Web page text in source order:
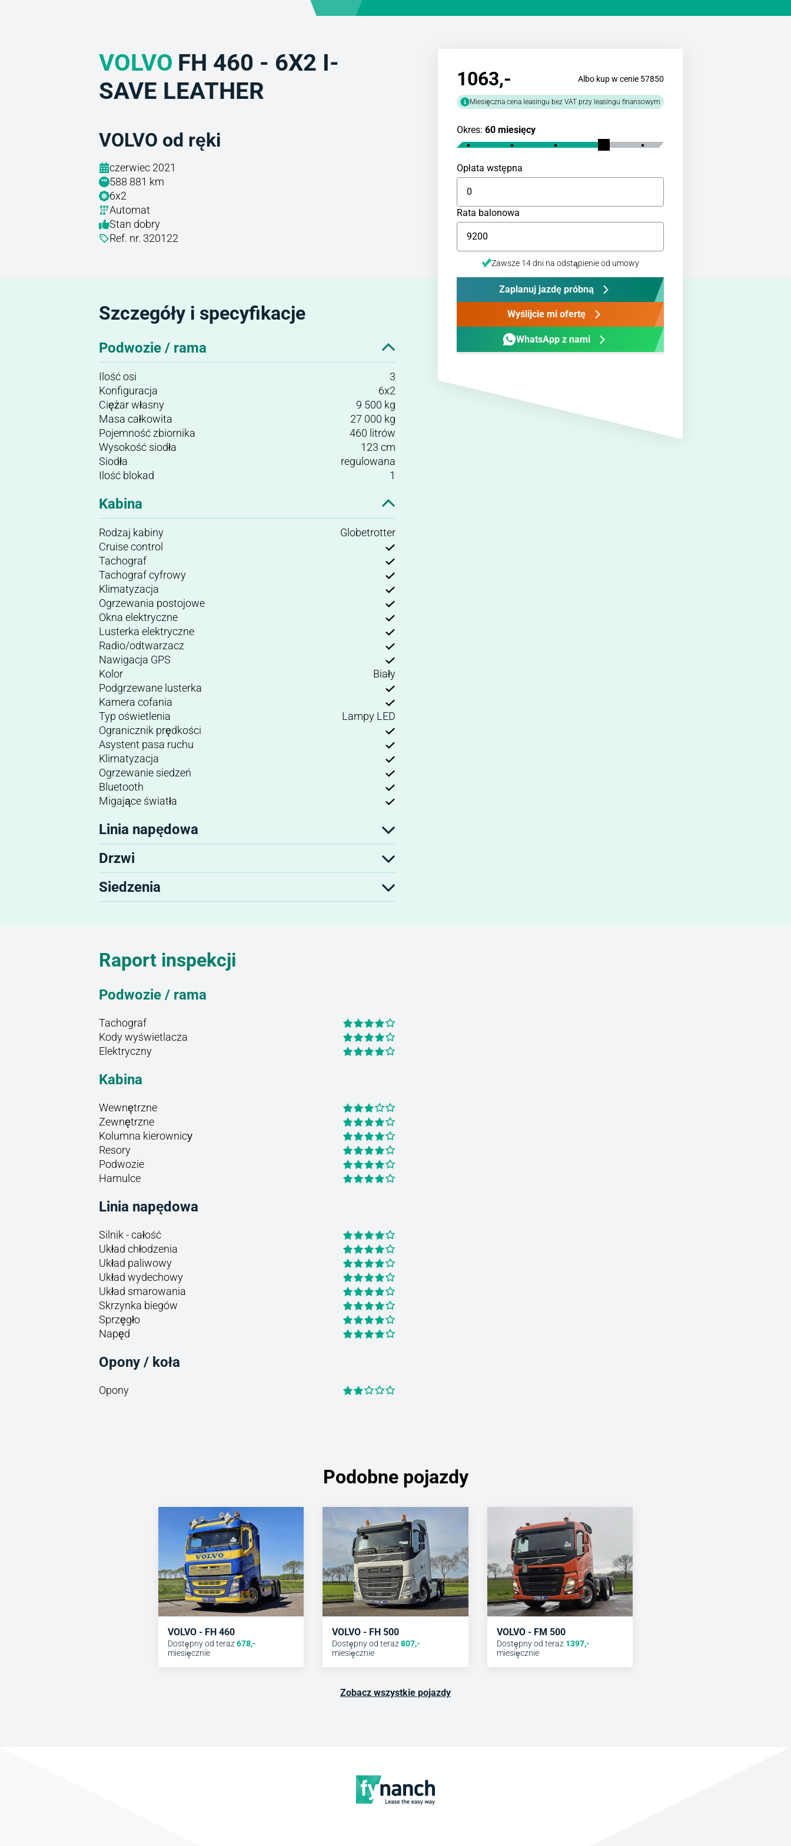
VOLVO FH 460 - 6X2 I-
SAVE LEATHER
VOLVO od ręki
czerwiec 2021
588 881 km
6x2
Automat
Stan dobry
Ref. nr. 320122
Szczegóły i specyfikacje
Podwozie / rama
Ilość osi
3
Konfiguracja
6x2
Ciężar własny
9 500 kg
Masa całkowita
27 000 kg
Pojemność zbiornika
460 litrów
Wysokość siodła
123 cm
Siodła
regulowana
Ilość blokad
1
Kabina
Rodzaj kabiny
Globetrotter
Cruise control
Tachograf
Tachograf cyfrowy
Klimatyzacja
Ogrzewania postojowe
Okna elektryczne
Lusterka elektryczne
Radio/odtwarzacz
Nawigacja GPS
Kolor
Biały
Podgrzewane lusterka
Kamera cofania
Typ oświetlenia
Lampy LED
Ogranicznik prędkości
Asystent pasa ruchu
Klimatyzacja
Ogrzewanie siedzeń
Bluetooth
Migające światła
Linia napędowa
Drzwi
Siedzenia
Raport inspekcji
Podwozie / rama
Tachograf
Kody wyświetlacza
Elektryczny
Kabina
Wewnętrzne
Zewnętrzne
Kolumna kierownicу
Resory
Podwozie
Hamulce
Linia napędowa
Silnik - całość
Układ chłodzenia
Układ paliwowy
Układ wydechowy
Układ smarowania
Skrzynka biegów
Sprzęgło
Napęd
Opony / koła
Opony
1063,- Albo kup w cenie 57850
Miesięczna cena leasingu bez VAT przy leasingu finansowym
Okres: 60 miesięcy
Opłata wstępna
Rata balonowa
Zawsze 14 dni na odstąpienie od umowy
Zaplanuj jazdę próbną
Wyślijcie mi ofertę
WhatsApp z nami
Podobne pojazdy
VOLVO - FH 460
Dostępny od teraz 678,-
miesięcznie
VOLVO - FH 500
Dostępny od teraz 807,-
miesięcznie
VOLVO - FM 500
Dostępny od teraz 1397,-
miesięcznie
Zobacz wszystkie pojazdy